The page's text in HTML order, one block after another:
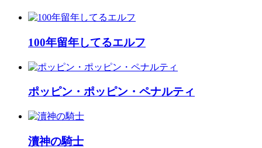
100年留年してるエルフ
ポッピン・ポッピン・ペナルティ
瀆神の騎士